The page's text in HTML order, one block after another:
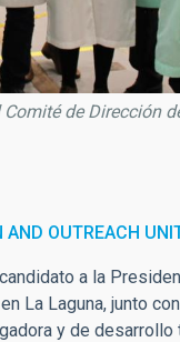
de Dirección
AND OUTREACH
a la
La Laguna, junto
y de